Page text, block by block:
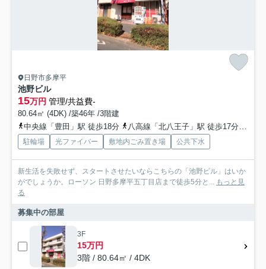
日野市多摩平
池野ビル
15万円 管理/共益費-
80.64㎡ (4DK) /築46年 /3階建
中央線「豊田」駅 徒歩18分
八高線「北八王子」駅 徒歩17分
駐輪場 光ファイバー 敷地内ごみ置き場 公共下水
新生活を失敗せず、スタートさせたいならこちらの「池野ビル」はいか
がでしょうか。ローソン 日野多摩平五丁目店まで徒歩5分と... もっと見
る
募集中の部屋
3F
15万円
3階 / 80.64㎡ / 4DK